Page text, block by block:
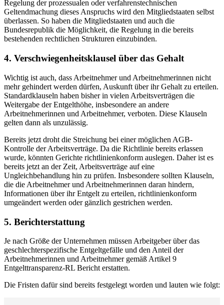
Regelung der prozessualen oder verfahrenstechnischen
Geltendmachung dieses Anspruchs wird den Mitgliedstaaten selbst
überlassen. So haben die Mitgliedstaaten und auch die
Bundesrepublik die Möglichkeit, die Regelung in die bereits
bestehenden rechtlichen Strukturen einzubinden.
4. Verschwiegenheitsklausel über das Gehalt
Wichtig ist auch, dass Arbeitnehmer und Arbeitnehmerinnen nicht
mehr gehindert werden dürfen, Auskunft über ihr Gehalt zu erteilen.
Standardklauseln haben bisher in vielen Arbeitsverträgen die
Weitergabe der Entgelthöhe, insbesondere an andere
Arbeitnehmerinnen und Arbeitnehmer, verboten. Diese Klauseln
gelten dann als unzulässig.
Bereits jetzt droht die Streichung bei einer möglichen AGB-
Kontrolle der Arbeitsverträge. Da die Richtlinie bereits erlassen
wurde, könnten Gerichte richtlinienkonform auslegen. Daher ist es
bereits jetzt an der Zeit, Arbeitsverträge auf eine
Ungleichbehandlung hin zu prüfen. Insbesondere sollten Klauseln,
die die Arbeitnehmer und Arbeitnehmerinnen daran hindern,
Informationen über ihr Entgelt zu erteilen, richtlinienkonform
umgeändert werden oder gänzlich gestrichen werden.
5. Berichterstattung
Je nach Größe der Unternehmen müssen Arbeitgeber über das
geschlechterspezifische Entgeltgefälle und den Anteil der
Arbeitnehmerinnen und Arbeitnehmer gemäß Artikel 9
Entgelttransparenz-RL Bericht erstatten.
Die Fristen dafür sind bereits festgelegt worden und lauten wie folgt: